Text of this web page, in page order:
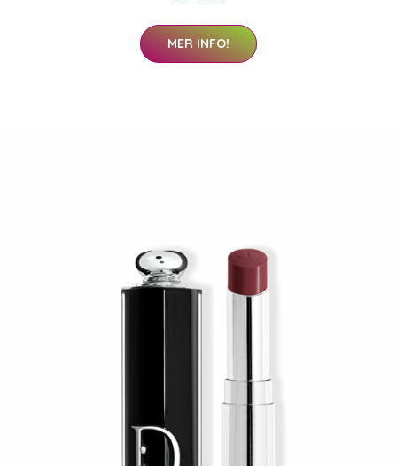
MER INFO!